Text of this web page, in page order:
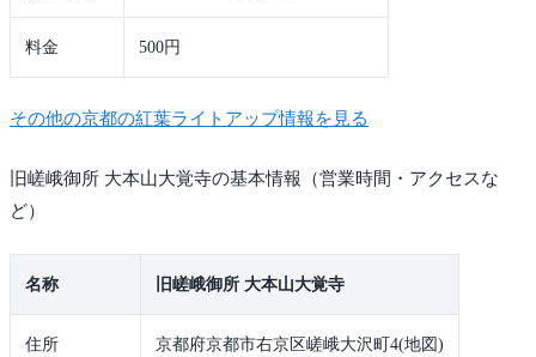
料金 500円
その他の京都の紅葉ライトアップ情報を見る
旧嵯峨御所 大本山大覚寺の基本情報（営業時間・アクセスな
ど）
名称 旧嵯峨御所 大本山大覚寺
住所 京都府京都市右京区嵯峨大沢町4(地図)